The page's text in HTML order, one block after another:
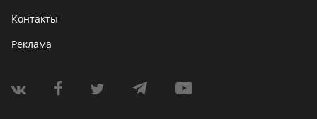
Контакты
Реклама